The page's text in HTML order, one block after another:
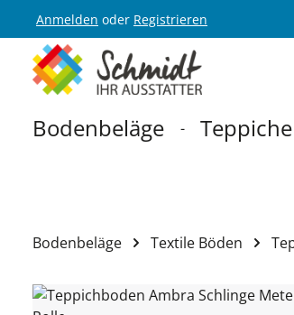
Hauptnavigation springen
Anmelden oder Registrieren
Bodenbeläge Teppiche
Bodenbeläge Textile Böden
Bildergalerie überspringen